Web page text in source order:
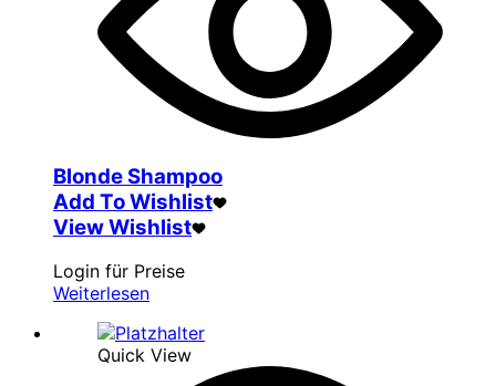
Blonde Shampoo
Add To Wishlist
View Wishlist
Login für Preise
Weiterlesen
Quick View